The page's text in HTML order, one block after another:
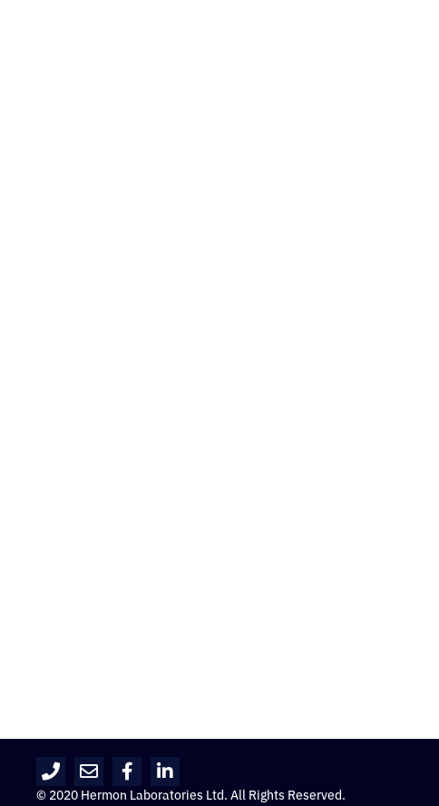
© 2020 Hermon Laboratories Ltd. All Rights Reserved.